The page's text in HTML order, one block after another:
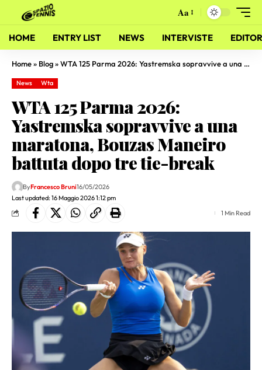
Aa
HOME ENTRY LIST NEWS INTERVISTE
Home» Blog»WTA 125 Parma 2026: Yastremska sopravvive a una maratona, Bouzas Maneiro battuta dopo tre tie-break
News Wta
WTA 125 Parma 2026:
Yastremska sopravvive a una
maratona, Bouzas Maneiro
battuta dopo tre tie-break
Last updated: 16 Maggio 2026 1:12 pm
ByFrancesco Bruni16/05/2026
1 Min Read